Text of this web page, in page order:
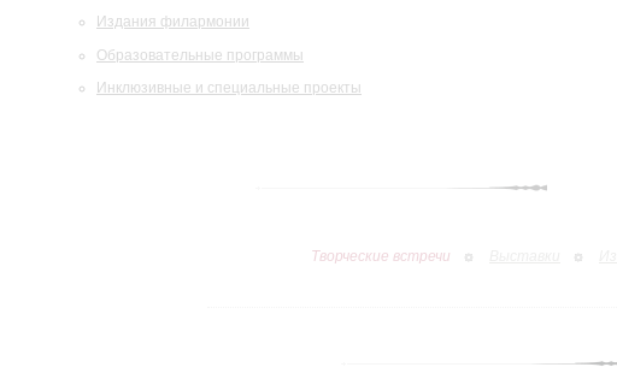
Издания филармонии
Образовательные программы
Инклюзивные и специальные проекты
Творческие встречи